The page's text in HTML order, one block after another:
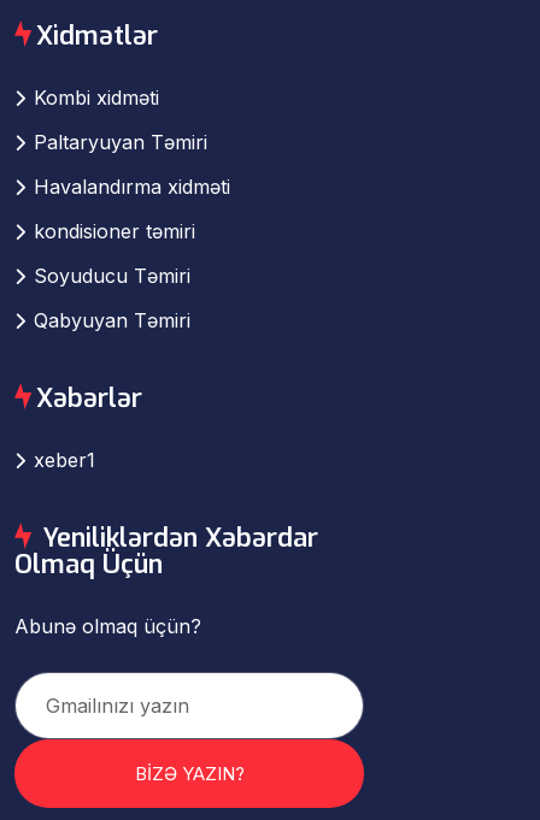
Xidmətlər
Kombi xidməti
Paltaryuyan Təmiri
Havalandırma xidməti
kondisioner təmiri
Soyuducu Təmiri
Qabyuyan Təmiri
Xəbərlər
xeber1
Yeniliklərdən Xəbərdar
Olmaq Üçün
Abunə olmaq üçün?
BİZƏ YAZIN?